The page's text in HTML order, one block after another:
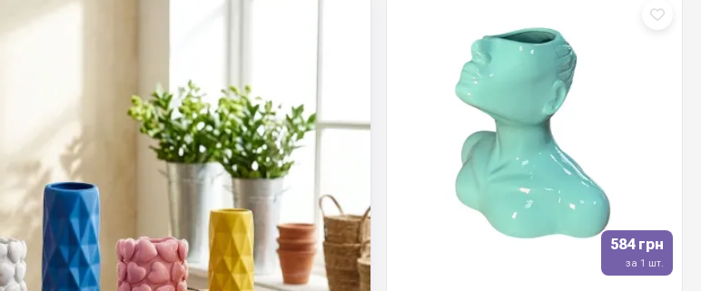
584 грн
за 1 шт.